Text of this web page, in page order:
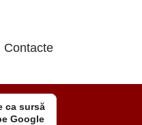
Contacte
ca sursă
Google